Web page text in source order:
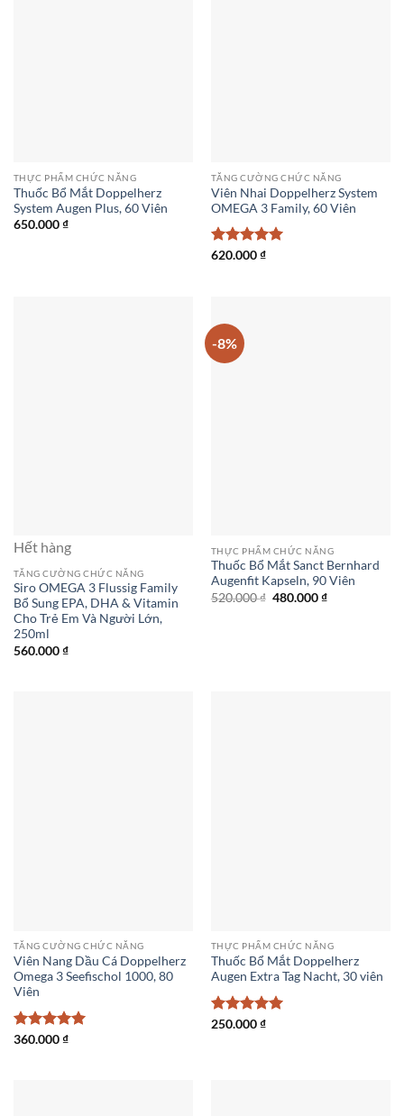
THỰC PHẨM CHỨC NĂNG
Thuốc Bổ Mắt Doppelherz
System Augen Plus, 60 Viên
650.000₫
TĂNG CƯỜNG CHỨC NĂNG
Viên Nhai Doppelherz System
OMEGA 3 Family, 60 Viên
Được xếp
620.000₫
Hết hàng
TĂNG CƯỜNG CHỨC NĂNG
Siro OMEGA 3 Flussig Family
Bổ Sung EPA, DHA & Vitamin
Cho Trẻ Em Và Người Lớn,
250ml
560.000₫
-8%
THỰC PHẨM CHỨC NĂNG
Thuốc Bổ Mắt Sanct Bernhard
Augenfit Kapseln, 90 Viên
520.000₫ Giá
480.000₫Giá
TĂNG CƯỜNG CHỨC NĂNG
Viên Nang Dầu Cá Doppelherz
Omega 3 Seefischol 1000, 80
Viên
Được xếp
360.000₫
THỰC PHẨM CHỨC NĂNG
Thuốc Bổ Mắt Doppelherz
Augen Extra Tag Nacht, 30 viên
Được xếp
250.000₫